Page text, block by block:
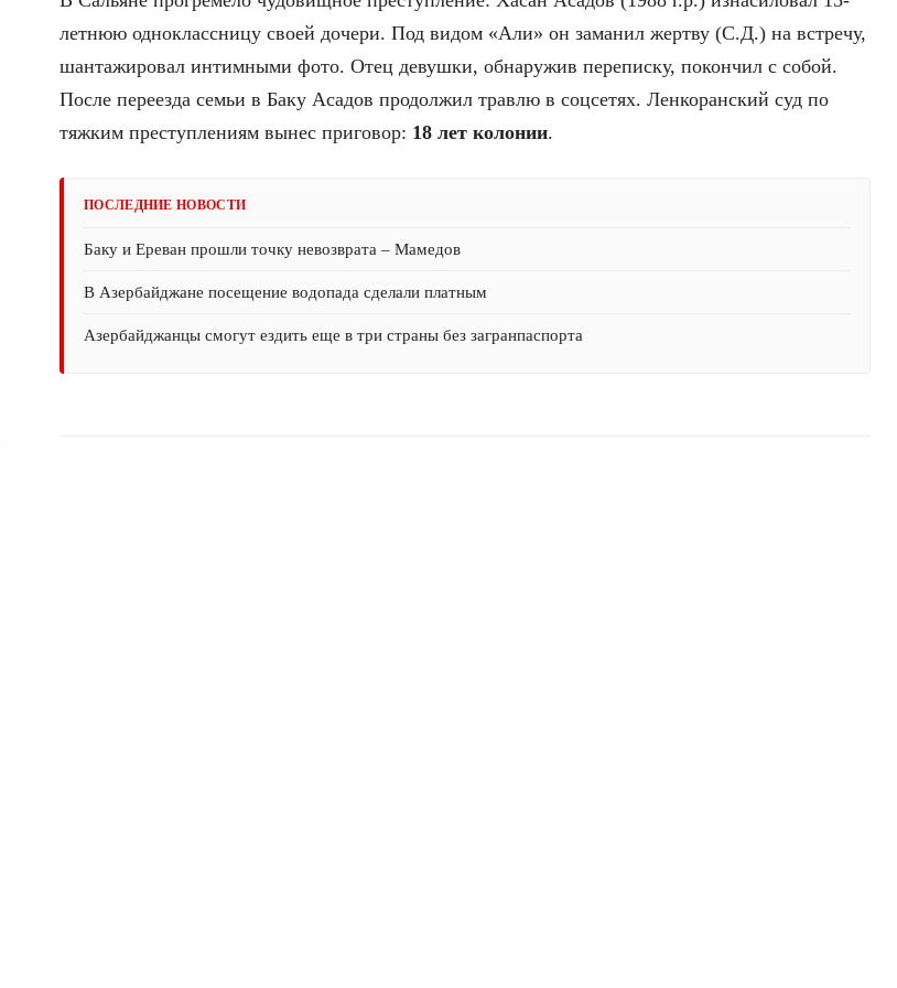
летнюю одноклассницу своей дочери. Под видом «Али» он заманил жертву (С.Д.) на встречу,
шантажировал интимными фото. Отец девушки, обнаружив переписку, покончил с собой.
После переезда семьи в Баку Асадов продолжил травлю в соцсетях. Ленкоранский суд по
тяжким преступлениям вынес приговор: 18 лет колонии.
ПОСЛЕДНИЕ НОВОСТИ
Баку и Ереван прошли точку невозврата – Мамедов
В Азербайджане посещение водопада сделали платным
Азербайджанцы смогут ездить еще в три страны без загранпаспорта